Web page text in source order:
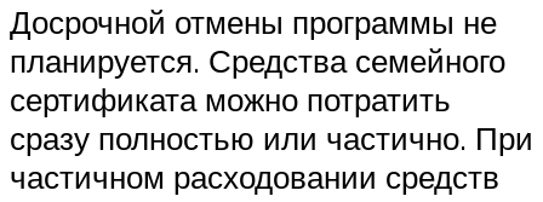
Досрочной отмены программы не
планируется. Средства семейного
сертификата можно потратить
сразу полностью или частично. При
частичном расходовании средств